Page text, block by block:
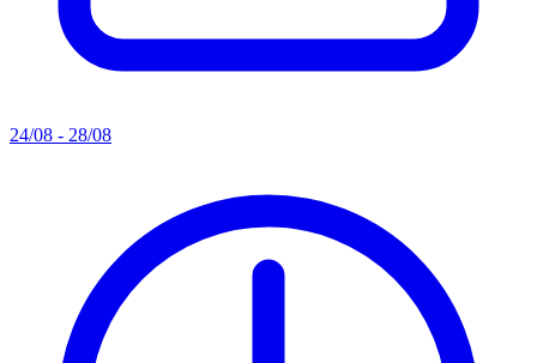
24/08 - 28/08